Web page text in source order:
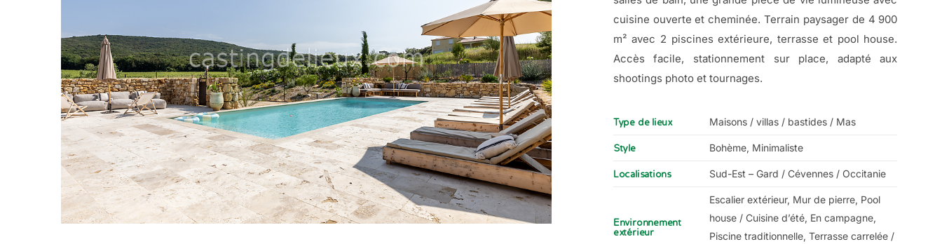
cuisine ouverte et cheminée. Terrain paysager de 4 900
m² avec 2 piscines extérieure, terrasse et pool house.
Accès facile, stationnement sur place, adapté aux
shootings photo et tournages.
Type de lieux Maisons / villas / bastides / Mas
Style Bohème, Minimaliste
Localisations Sud-Est – Gard / Cévennes / Occitanie
Environnement
extérieur
Escalier extérieur, Mur de pierre, Pool
house / Cuisine d’été, En campagne,
Piscine traditionnelle, Terrasse carrelée /